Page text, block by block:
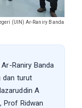
(UIN) Ar-Raniry Banda
Raniry Banda
dan turut
A
Prof Ridwan